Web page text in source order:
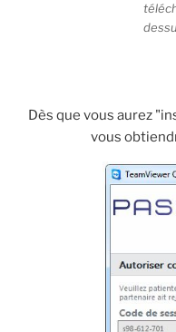
Dès que vous aurez
vous